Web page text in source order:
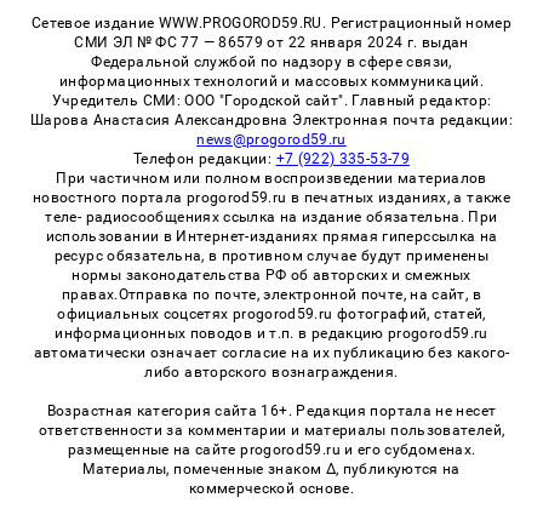
Сетевое издание WWW.PROGOROD59.RU. Регистрационный номер
СМИ ЭЛ № ФС 77 — 86579 от 22 января 2024 г. выдан
Федеральной службой по надзору в сфере связи,
информационных технологий и массовых коммуникаций.
Учредитель СМИ: ООО "Городской сайт". Главный редактор:
Шарова Анастасия Александровна Электронная почта редакции:
news@progorod59.ru
Телефон редакции: +7 (922) 335-53-79
При частичном или полном воспроизведении материалов
новостного портала progorod59.ru в печатных изданиях, а также
теле- радиосообщениях ссылка на издание обязательна. При
использовании в Интернет-изданиях прямая гиперссылка на
ресурс обязательна, в противном случае будут применены
нормы законодательства РФ об авторских и смежных
правах.Отправка по почте, электронной почте, на сайт, в
официальных соцсетях progorod59.ru фотографий, статей,
информационных поводов и т.п. в редакцию progorod59.ru
автоматически означает согласие на их публикацию без какого-
либо авторского вознаграждения.
Возрастная категория сайта 16+. Редакция портала не несет
ответственности за комментарии и материалы пользователей,
размещенные на сайте progorod59.ru и его субдоменах.
Материалы, помеченные знаком Δ, публикуются на
коммерческой основе.